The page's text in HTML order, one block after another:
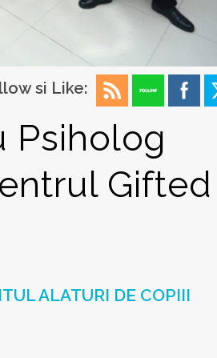
si Like:
Psiholog
Gifted
ALATURI DE COPIII